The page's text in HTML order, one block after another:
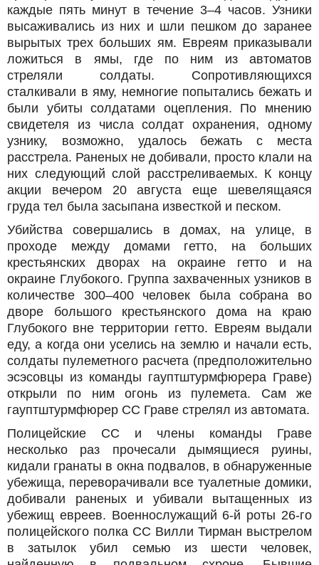
каждые пять минут в течение 3–4 часов. Узники
высаживались из них и шли пешком до заранее
вырытых трех больших ям. Евреям приказывали
ложиться в ямы, где по ним из автоматов
стреляли солдаты. Сопротивляющихся
сталкивали в яму, немногие попытались бежать и
были убиты солдатами оцепления. По мнению
свидетеля из числа солдат охранения, одному
узнику, возможно, удалось бежать с места
расстрела. Раненых не добивали, просто клали на
них следующий слой расстреливаемых. К концу
акции вечером 20 августа еще шевелящаяся
груда тел была засыпана известкой и песком.
Убийства совершались в домах, на улице, в
проходе между домами гетто, на больших
крестьянских дворах на окраине гетто и на
окраине Глубокого. Группа захваченных узников в
количестве 300–400 человек была собрана во
дворе большого крестьянского дома на краю
Глубокого вне территории гетто. Евреям выдали
еду, а когда они уселись на землю и начали есть,
солдаты пулеметного расчета (предположительно
эсэсовцы из команды гауптштурмфюрера Граве)
открыли по ним огонь из пулемета. Сам же
гауптштурмфюрер СС Граве стрелял из автомата.
Полицейские СС и члены команды Граве
несколько раз прочесали дымящиеся руины,
кидали гранаты в окна подвалов, в обнаруженные
убежища, переворачивали все туалетные домики,
добивали раненых и убивали вытащенных из
убежищ евреев. Военнослужащий 6-й роты 26-го
полицейского полка СС Вилли Тирман выстрелом
в затылок убил семью из шести человек,